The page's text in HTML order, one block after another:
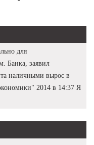
для
Банка, заявил
наличными вырос в
2014 в 14:37 Я